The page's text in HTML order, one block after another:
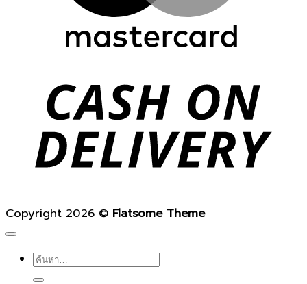
Copyright 2026 © Flatsome Theme
ค้นหา: